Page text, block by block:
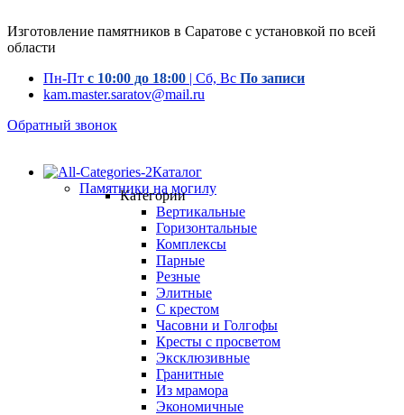
Изготовление памятников в Саратове с установкой по всей
области
Пн-Пт с 10:00 до 18:00 | Сб, Вс По записи
kam.master.saratov@mail.ru
Обратный звонок
Каталог
Памятники на могилу
Категории
Вертикальные
Горизонтальные
Комплексы
Парные
Резные
Элитные
С крестом
Часовни и Голгофы
Кресты с просветом
Эксклюзивные
Гранитные
Из мрамора
Экономичные